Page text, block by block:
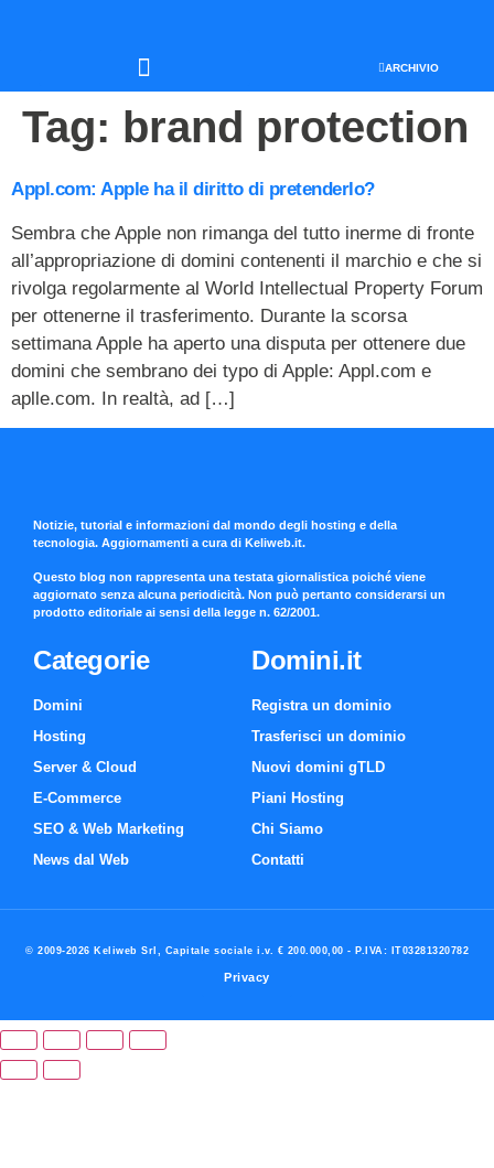
ARCHIVIO
Tag: brand protection
Appl.com: Apple ha il diritto di pretenderlo?
Sembra che Apple non rimanga del tutto inerme di fronte
all’appropriazione di domini contenenti il marchio e che si
rivolga regolarmente al World Intellectual Property Forum
per ottenerne il trasferimento. Durante la scorsa
settimana Apple ha aperto una disputa per ottenere due
domini che sembrano dei typo di Apple: Appl.com e
aplle.com. In realtà, ad […]
Notizie, tutorial e informazioni dal mondo degli hosting e della
tecnologia. Aggiornamenti a cura di Keliweb.it.
Questo blog non rappresenta una testata giornalistica poiché viene
aggiornato senza alcuna periodicità. Non può pertanto considerarsi un
prodotto editoriale ai sensi della legge n. 62/2001.
Categorie
Domini
Hosting
Server & Cloud
E-Commerce
SEO & Web Marketing
News dal Web
Domini.it
Registra un dominio
Trasferisci un dominio
Nuovi domini gTLD
Piani Hosting
Chi Siamo
Contatti
© 2009-2026 Keliweb Srl, Capitale sociale i.v. € 200.000,00 - P.IVA: IT03281320782
Privacy